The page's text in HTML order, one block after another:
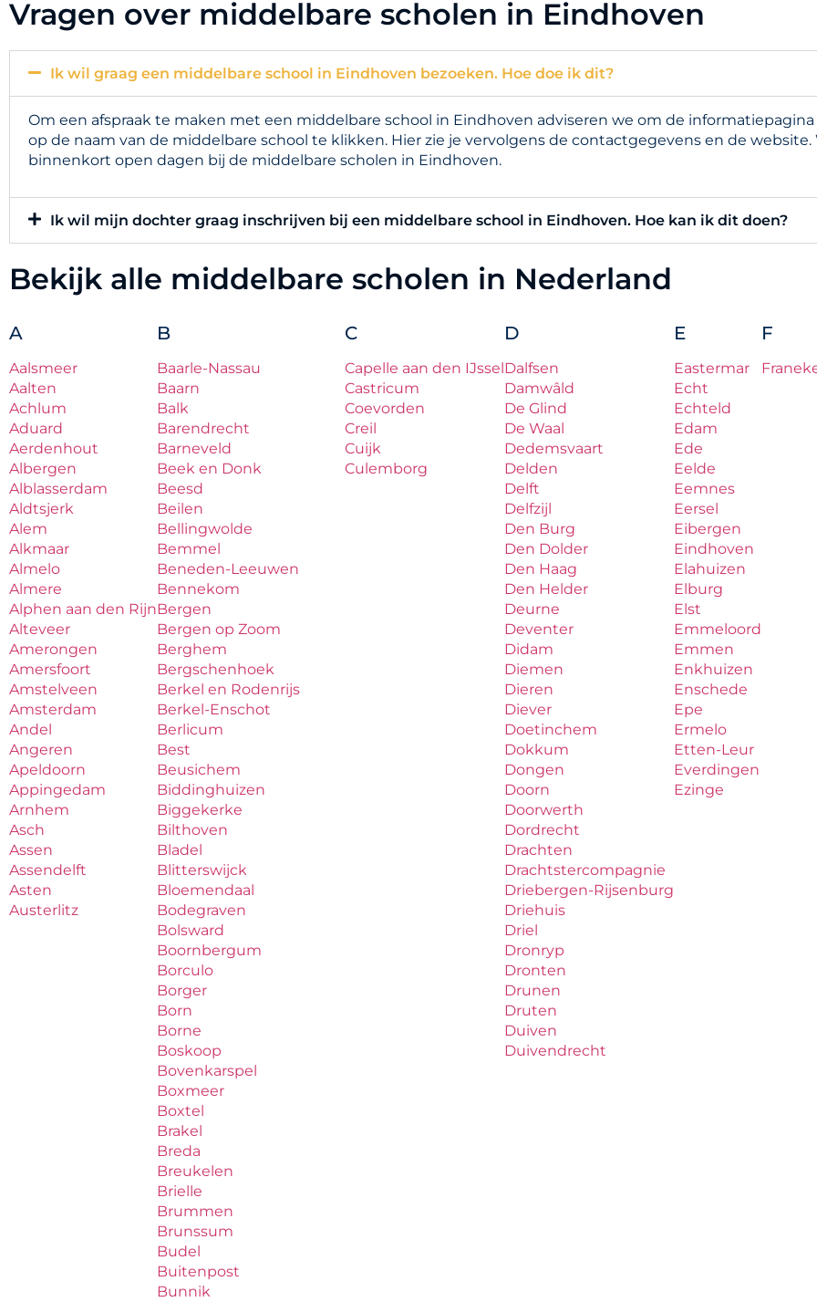
Vragen over middelbare scholen in Eindhoven
Ik wil graag een middelbare school in Eindhoven bezoeken. Hoe doe ik dit?
Om een afspraak te maken met een middelbare school in Eindhoven adviseren we om de
op de naam van de middelbare school te klikken. Hier zie je vervolgens de contactgegevens en de
binnenkort open dagen bij de middelbare scholen in Eindhoven.
Ik wil mijn dochter graag inschrijven bij een middelbare school in Eindhoven. Hoe kan ik dit doen?
Bekijk alle middelbare scholen in Nederland
A
Aalsmeer
Aalten
Achlum
Aduard
Aerdenhout
Albergen
Alblasserdam
Aldtsjerk
Alem
Alkmaar
Almelo
Almere
Alphen aan den Rijn
Alteveer
Amerongen
Amersfoort
Amstelveen
Amsterdam
Andel
Angeren
Apeldoorn
Appingedam
Arnhem
Asch
Assen
Assendelft
Asten
Austerlitz
B
Baarle-Nassau
Baarn
Balk
Barendrecht
Barneveld
Beek en Donk
Beesd
Beilen
Bellingwolde
Bemmel
Beneden-Leeuwen
Bennekom
Bergen
Bergen op Zoom
Berghem
Bergschenhoek
Berkel en Rodenrijs
Berkel-Enschot
Berlicum
Best
Beusichem
Biddinghuizen
Biggekerke
Bilthoven
Bladel
Blitterswijck
Bloemendaal
Bodegraven
Bolsward
Boornbergum
Borculo
Borger
Born
Borne
Boskoop
Bovenkarspel
Boxmeer
Boxtel
Brakel
Breda
Breukelen
Brielle
Brummen
Brunssum
Budel
Buitenpost
Bunnik
C
Capelle aan den IJssel
Castricum
Coevorden
Creil
Cuijk
Culemborg
D
Dalfsen
Damwâld
De Glind
De Waal
Dedemsvaart
Delden
Delft
Delfzijl
Den Burg
Den Dolder
Den Haag
Den Helder
Deurne
Deventer
Didam
Diemen
Dieren
Diever
Doetinchem
Dokkum
Dongen
Doorn
Doorwerth
Dordrecht
Drachten
Drachtstercompagnie
Driebergen-Rijsenburg
Driehuis
Driel
Dronryp
Dronten
Drunen
Druten
Duiven
Duivendrecht
E
Eastermar
Echt
Echteld
Edam
Ede
Eelde
Eemnes
Eersel
Eibergen
Eindhoven
Elahuizen
Elburg
Elst
Emmeloord
Emmen
Enkhuizen
Enschede
Epe
Ermelo
Etten-Leur
Everdingen
Ezinge
F